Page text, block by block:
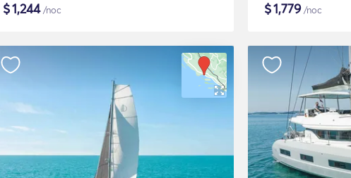
$1,244/noc $1,779/noc